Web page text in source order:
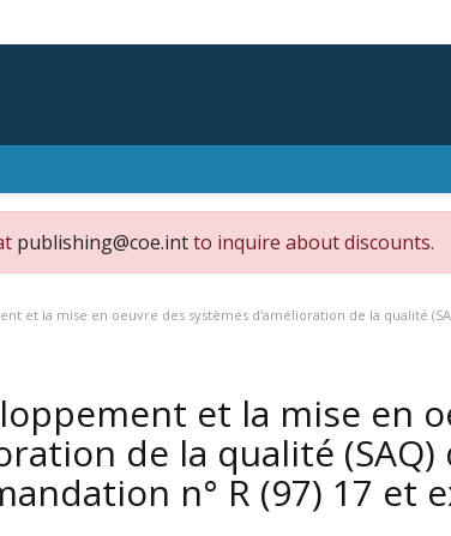
publishing@coe.intto inquire about discounts.
et la mise en oeuvre des systèmes d'amélioration de la qualité
et la mise en
de la qualité
n° R (97) 17 et